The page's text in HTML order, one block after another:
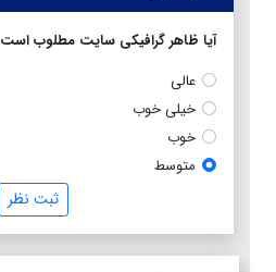
آیا ظاهر گرافیکی سایت مطلوب است
عالی
خیلی خوب
خوب
متوسط
ثبت نظر